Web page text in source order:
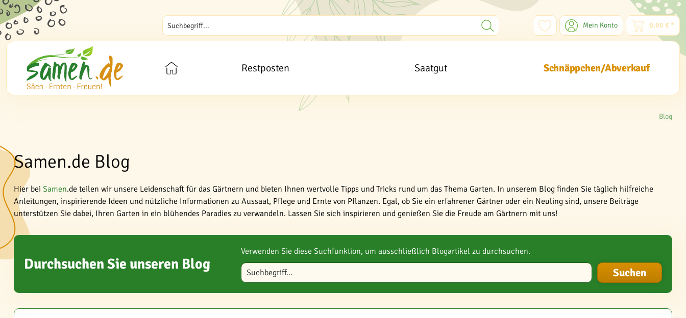
Mein Konto 0,00 € *
Restposten Saatgut Schnäppchen/Abverkauf
Blog
Samen.de Blog
Hier bei Samen.de teilen wir unsere Leidenschaft für das Gärtnern und bieten Ihnen wertvolle Tipps und Tricks rund um das Thema Garten. In unserem Blog finden Sie täglich hilfreiche
Anleitungen, inspirierende Ideen und nützliche Informationen zu Aussaat, Pflege und Ernte von Pflanzen. Egal, ob Sie ein erfahrener Gärtner oder ein Neuling sind, unsere Beiträge
unterstützen Sie dabei, Ihren Garten in ein blühendes Paradies zu verwandeln. Lassen Sie sich inspirieren und genießen Sie die Freude am Gärtnern mit uns!
Durchsuchen Sie unseren Blog
Verwenden Sie diese Suchfunktion, um ausschließlich Blogartikel zu durchsuchen.
Blog durchsuchen